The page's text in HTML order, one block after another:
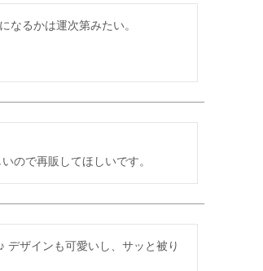
なるかは運次第みたい。
ので再販してほしいです。
デザインも可愛いし、サッと被り